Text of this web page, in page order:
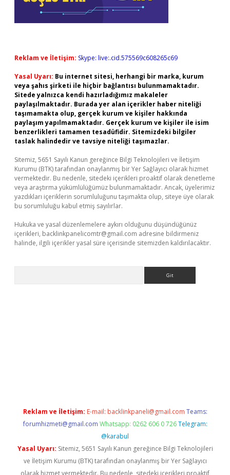
Reklam ve İletişim: Skype: live:.cid.575569c608265c69
Yasal Uyarı: Bu internet sitesi, herhangi bir marka, kurum
veya şahıs şirketi ile hiçbir bağlantısı bulunmamaktadır.
Sitede yalnızca kendi hazırladığımız makaleler
paylaşılmaktadır. Burada yer alan içerikler haber niteliği
taşımamakta olup, gerçek kurum ve kişiler hakkında
paylaşım yapılmamaktadır. Gerçek kurum ve kişiler ile isim
benzerlikleri tamamen tesadüfidir. Sitemizdeki bilgiler
taslak halindedir ve tavsiye niteliği taşımazlar.
Sitemiz, 5651 Sayılı Kanun gereğince Bilgi Teknolojileri ve İletişim
Kurumu (BTK) tarafından onaylanmış bir Yer Sağlayıcı olarak hizmet
vermektedir. Bu nedenle, sitedeki içerikleri proaktif olarak denetleme
veya araştırma yükümlülüğümüz bulunmamaktadır. Ancak, üyelerimiz
yazdıkları içeriklerin sorumluluğunu taşımakta olup, siteye üye olarak
bu sorumluluğu kabul etmiş sayılırlar.
Hukuka ve yasal düzenlemelere aykırı olduğunu düşündüğünüz
içerikleri, backlinkpanelicomtr@gmail.com adresine bildirmeniz
halinde, ilgili içerikler yasal süre içerisinde sitemizden kaldırılacaktır.
Reklam ve İletişim: E-mail: backlinkpaneli@gmail.com Teams:
forumhizmeti@gmail.com Whatsapp: 0262 606 0 726 Telegram:
@karabul
Yasal Uyarı: Sitemiz, 5651 Sayılı Kanun gereğince Bilgi Teknolojileri
ve İletişim Kurumu (BTK) tarafından onaylanmış bir Yer Sağlayıcı
olarak hizmet vermektedir. Bu nedenle, sitedeki içerikleri proaktif